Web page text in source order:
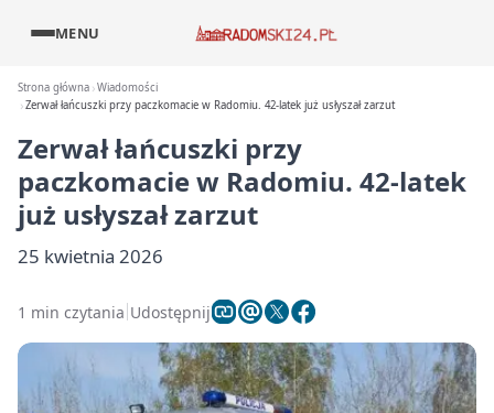
MENU
Strona główna Wiadomości
Zerwał łańcuszki przy paczkomacie w Radomiu. 42-latek już usłyszał zarzut
Zerwał łańcuszki przy
paczkomacie w Radomiu. 42-latek
już usłyszał zarzut
25 kwietnia 2026
1 min czytania Udostępnij